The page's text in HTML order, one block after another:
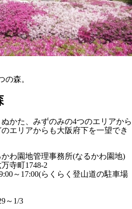
の森。
かた、みずのみの4つのエリアから
エリアからも大阪府下を一望でき
わ園地管理事務所(なるかわ園地)
寺町1748-2
～17:00(らくらく登山道の駐車場
～1/3